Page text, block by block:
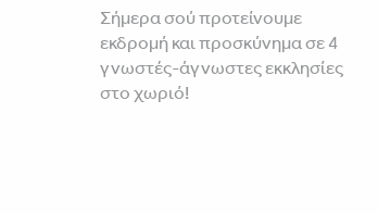
Σήμερα σού προτείνουμε
εκδρομή και προσκύνημα σε 4
γνωστές-άγνωστες εκκλησίες
στο χωριό!